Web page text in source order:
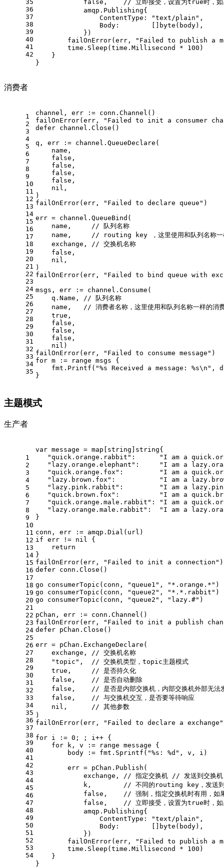
35
36
37
38
39
40
41
42
false , // 立即接受，设置为true时，如
            amqp.Publishing{
                ContentType:
"text/plain" ,
                Body:        []
byte (body),
            })
        failOnError(err,
"Failed to publish a
        time.Sleep(time.Millisecond *
100 )
    }
}
消费者
1
2
3
4
5
6
7
8
9
10
11
12
13
14
15
16
17
18
19
20
21
22
23
24
25
26
27
28
29
30
31
32
33
34
35
channel, err := conn.Channel()
failOnError(err,
"Failed to init a consumer
defer channel.Close()
q, err := channel.QueueDeclare(
    name,
false ,
false ,
false ,
false ,
nil ,
)
failOnError(err,
"Failed to declare queue" )
err = channel.QueueBind(
    name,
// 队列名称
    name,
// routing key ，这里使用和队列名称一
    exchange,
// 交换机名称
false ,
nil ,
)
failOnError(err,
"Failed to bind queue with
msgs, err := channel.Consume(
    q.Name,
// 队列名称
    name,
// 消费者名称，这里使用和队列名称一样的消
true ,
false ,
false ,
false ,
nil )
failOnError(err,
"Failed to consume message" )
for m := range msgs {
    fmt.Printf(
"%s Received a message: %s\n" ,
}
主题模式
生产者
1
2
3
4
5
6
7
8
9
10
11
12
13
14
15
16
17
18
19
20
21
22
23
24
25
26
27
28
29
30
31
32
33
34
35
36
37
38
39
40
41
42
43
44
45
46
47
48
49
50
51
52
53
54
var message = map string string{
"quick.orange.rabbit" :
"I am a
"lazy.orange.elephant" :
"I am a
"quick.orange.fox" :
"I am a
"lazy.brown.fox" :
"I am a
"lazy.pink.rabbit" :
"I am a
"quick.brown.fox" :
"I am a
"quick.orange.male.rabbit" :
"I am a
"lazy.orange.male.rabbit" :
"I am a
}
conn, err := amqp.Dial(url)
if err != nil
{
return
}
failOnError(err,
"Failed to init a connection" )
defer conn.Close()
go consumerTopic(conn, "queue1" , "*.orange.*" )
go consumerTopic(conn, "queue2" , "*.*.rabbit" )
go consumerTopic(conn, "queue2" , "lazy.#" )
pChan, err := conn.Channel()
failOnError(err,
"Failed to init a publish
defer pChan.Close()
err = pChan.ExchangeDeclare(
    exchange,
// 交换机名称
"topic" ,
// 交换机类型，topic主题模式
true ,
// 是否持久化
false ,
// 是否自动删除
false ,
// 是否是内部交换机，内部交换机外部无法
false ,
// 与交换机交互，是否要等待响应
nil ,
// 其他参数
)
failOnError(err,
"Failed to declare a exchange"
for i := 0 ; ; i++ {
for k, v := range message {
        body := fmt.Sprintf(
"%s: %d" , v, i)
        err = pChan.Publish(
            exchange,
// 指定交换机 // 发送到交换机
            k,
// 不同的routing key，发送到
false ,
// 强制，指定交换机时有用，
false ,
// 立即接受，设置为true时，如
            amqp.Publishing{
                ContentType:
"text/plain" ,
                Body:        []
byte (body),
            })
        failOnError(err,
"Failed to publish a
        time.Sleep(time.Millisecond *
100 )
    }
}